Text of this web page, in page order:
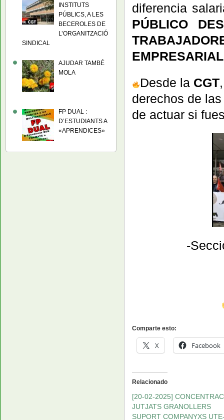
diferencia
PÚBLICO
Desde la CGT
derechos de
de actuar si
​-
Comparte esto:
X Facebook
Relacionado
[20-02-2025]
JUTJATS GRANOLLERS
SUPORT COMPANYXS
INSTITUTS
PÚBLICS, A LES
BECEROLES DE
L’ORGANITZACIÓ
SINDICAL
AJUDAR TAMBÉ
MOLA
FP DUAL :
D’ESTUDIANTS A
«APRENDICES»